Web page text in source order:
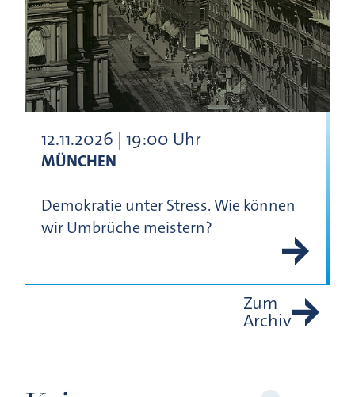
12.11.2026 | 19:00 Uhr
MÜNCHEN
Demokratie unter Stress. Wie können
wir Umbrüche meistern?
Zum
Archiv